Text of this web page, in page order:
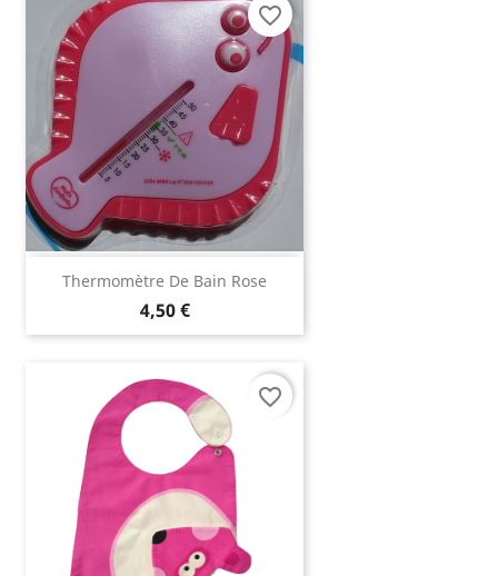
Thermomètre De Bain Rose
4,50 €
favorite_border
favorite_border